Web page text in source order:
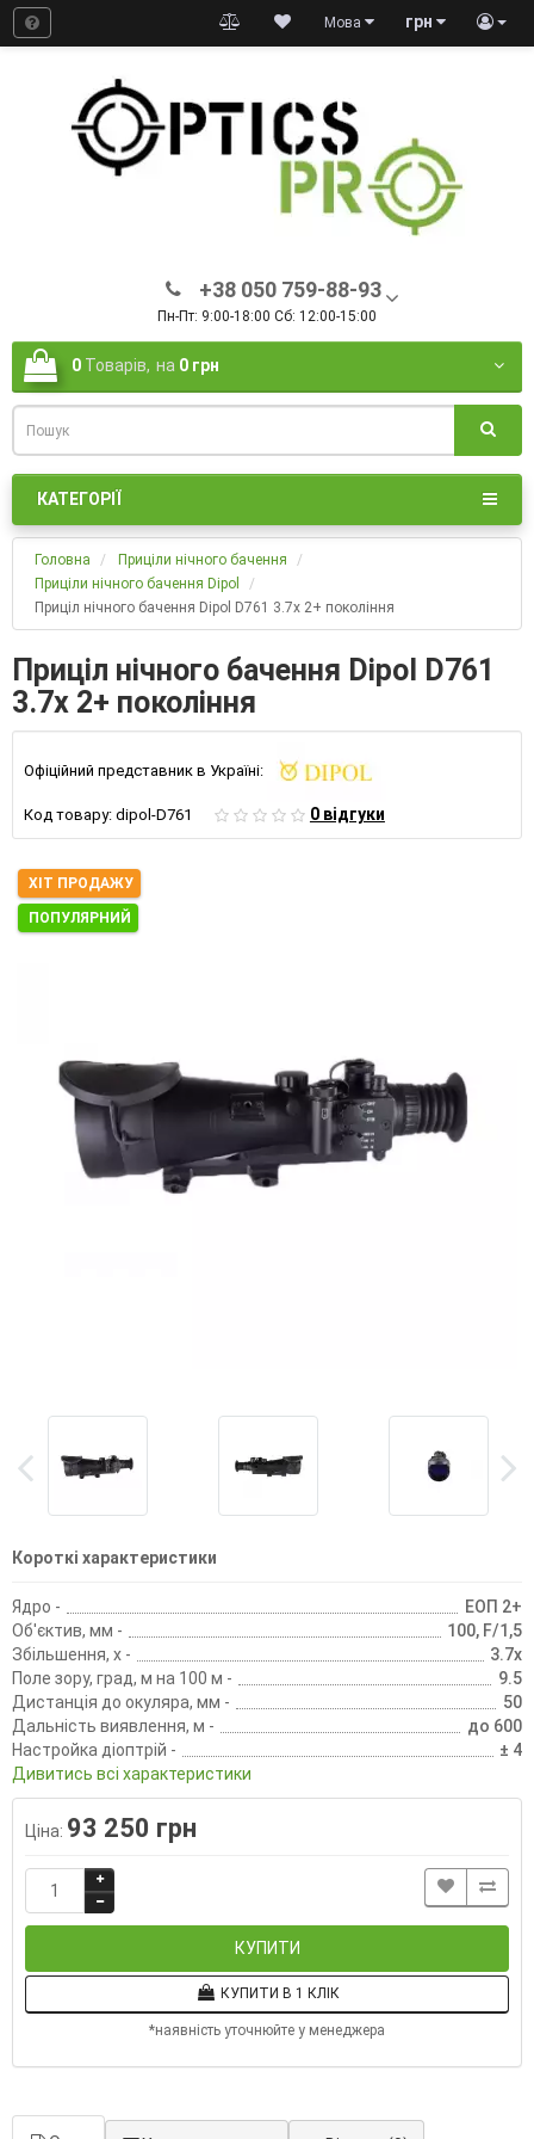
грн
Мова
+38 050 759-88-93
Пн-Пт: 9:00-18:00 Сб: 12:00-15:00
0 Товарів, на 0 грн
КАТЕГОРІЇ
Головна
Приціли нічного бачення
Приціли нічного бачення Dipol
Приціл нічного бачення Dipol D761 3.7x 2+ покоління
Приціл нічного бачення Dipol D761
3.7x 2+ покоління
Офіційний представник в Україні:
Код товару: dipol-D761 0 відгуки
ХІТ ПРОДАЖУ
ПОПУЛЯРНИЙ
Короткі характеристики
Ядро -
ЕОП 2+
Об'єктив, мм -
100, F/1,5
Збільшення, х -
3.7х
Поле зору, град, м на 100 м -
9.5
Дистанція до окуляра, мм -
50
Дальність виявлення, м -
до 600
Настройка діоптрій -
± 4
Дивитись всі характеристики
Ціна: 93 250 грн
КУПИТИ
КУПИТИ В 1 КЛІК
*наявність уточнюйте у менеджера